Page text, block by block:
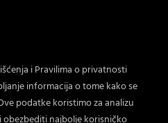
i Pravilima o privatnosti
informacija o tome kako se
podatke koristimo za analizu